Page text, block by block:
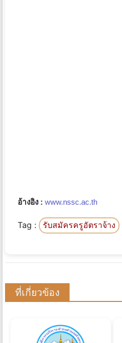
อ้างอิง : www.nssc.ac.th
Tag : รับสมัครครูอัตราจ้าง
ที่เกี่ยวข้อง